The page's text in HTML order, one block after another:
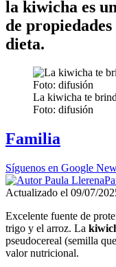
la kiwicha es
de
dieta.
La kiwicha te
Foto: difusión
Familia
Síguenos en Google
Actualizado el 09/07/
Excelente fuente de
trigo y el arroz. La
pseudocereal (semilla
valor nutricional.